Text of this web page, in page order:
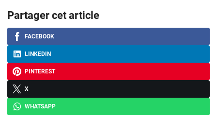
Partager cet article
FACEBOOK
LINKEDIN
PINTEREST
X
WHATSAPP